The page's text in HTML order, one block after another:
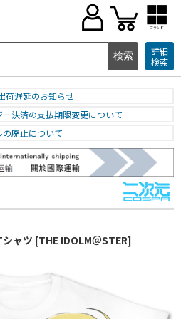
ブランド
詳細
検索
荷遅延のお知らせ
決済の支払期限変更について
廃止について
ャツ [THE IDOLM＠STER]